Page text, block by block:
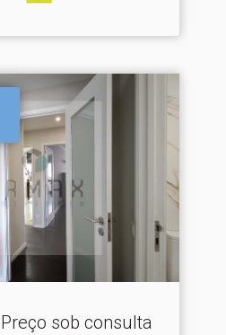
Preço sob consulta